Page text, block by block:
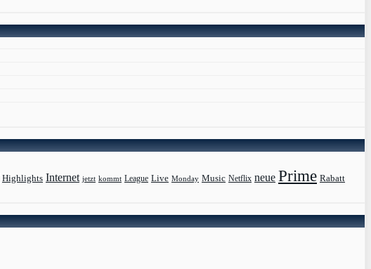
Highlights Internet jetzt kommt League Live Monday Music Netflix neue Prime Rabatt